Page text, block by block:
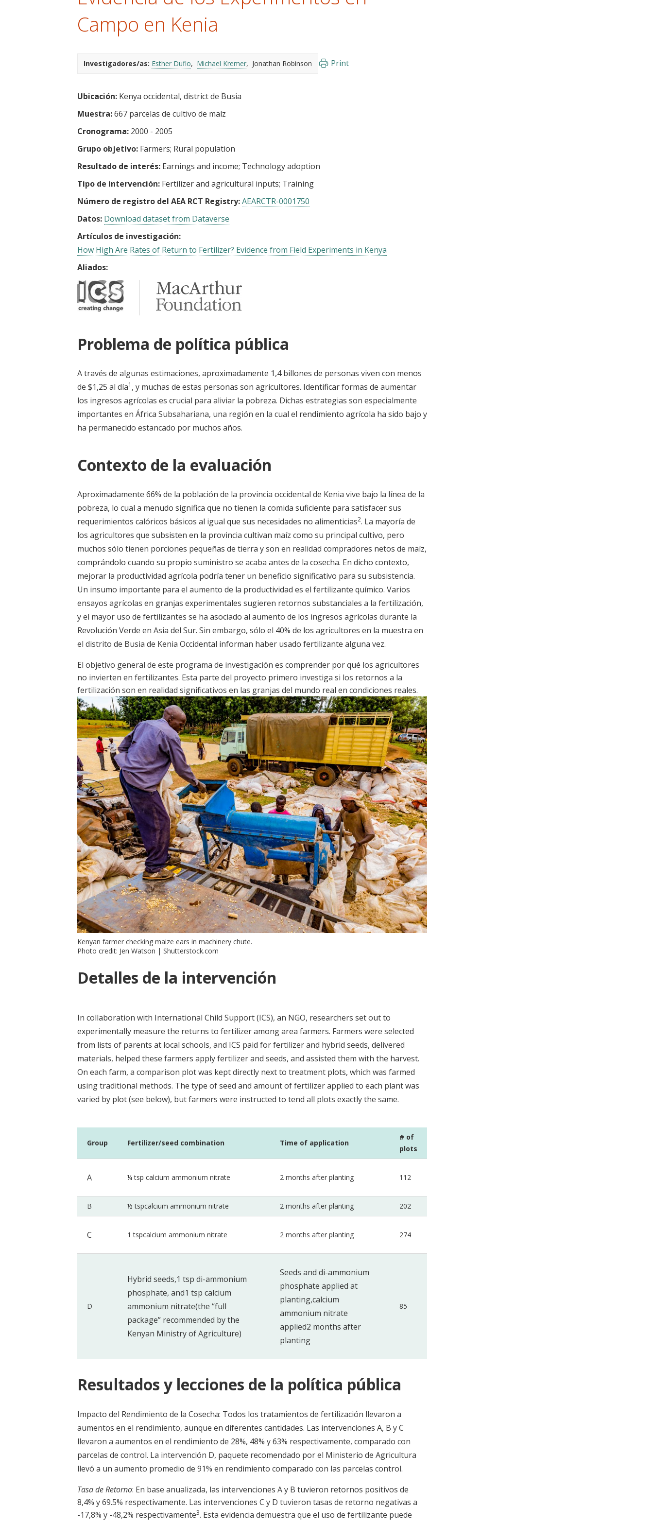
Campo en Kenia
Investigadores/as: Esther Duflo Michael Kremer Jonathan Robinson Print
Ubicación: Kenya occidental, district de Busia
Muestra:667 parcelas de cultivo de maíz
Cronograma: 2000 - 2005
Grupo objetivo: Farmers Rural population
Resultado de interés: Earnings and income Technology adoption
Tipo de intervención: Fertilizer and agricultural inputs Training
Número de registro del AEA RCT Registry:AEARCTR-0001750
Datos: Download dataset from Dataverse
Artículos de investigación:
How High Are Rates of Return to Fertilizer? Evidence from Field Experiments in Kenya
Aliados:
Problema de política pública
A través de algunas estimaciones, aproximadamente 1,4 billones de personas viven con menos
de $1,25 al día1 , y muchas de estas personas son agricultores. Identificar formas de aumentar
los ingresos agrícolas es crucial para aliviar la pobreza. Dichas estrategias son especialmente
importantes en África Subsahariana, una región en la cual el rendimiento agrícola ha sido bajo y
ha permanecido estancado por muchos años.
Contexto de la evaluación
Aproximadamente 66% de la población de la provincia occidental de Kenia vive bajo la línea de la
pobreza, lo cual a menudo significa que no tienen la comida suficiente para satisfacer sus
requerimientos calóricos básicos al igual que sus necesidades no alimenticias2. La mayoría de
los agricultores que subsisten en la provincia cultivan maíz como su principal cultivo, pero
muchos sólo tienen porciones pequeñas de tierra y son en realidad compradores netos de maíz,
comprándolo cuando su propio suministro se acaba antes de la cosecha. En dicho contexto,
mejorar la productividad agrícola podría tener un beneficio significativo para su subsistencia.
Un insumo importante para el aumento de la productividad es el fertilizante químico. Varios
ensayos agrícolas en granjas experimentales sugieren retornos substanciales a la fertilización,
y el mayor uso de fertilizantes se ha asociado al aumento de los ingresos agrícolas durante la
Revolución Verde en Asia del Sur. Sin embargo, sólo el 40% de los agricultores en la muestra en
el distrito de Busia de Kenia Occidental informan haber usado fertilizante alguna vez.
El objetivo general de este programa de investigación es comprender por qué los agricultores
no invierten en fertilizantes. Esta parte del proyecto primero investiga si los retornos a la
fertilización son en realidad significativos en las granjas del mundo real en condiciones reales.
Kenyan farmer checking maize ears in machinery chute.
Photo credit: Jen Watson | Shutterstock.com
Detalles de la intervención
In collaboration with International Child Support (ICS), an NGO, researchers set out to
experimentally measure the returns to fertilizer among area farmers. Farmers were selected
from lists of parents at local schools, and ICS paid for fertilizer and hybrid seeds, delivered
materials, helped these farmers apply fertilizer and seeds, and assisted them with the harvest.
On each farm, a comparison plot was kept directly next to treatment plots, which was farmed
using traditional methods. The type of seed and amount of fertilizer applied to each plant was
varied by plot (see below), but farmers were instructed to tend all plots exactly the same.
Group Fertilizer/seed combination Time of application
# of
plots
A ¼ tsp calcium ammonium nitrate 2 months after planting 112
B ½ tspcalcium ammonium nitrate 2 months after planting 202
C 1 tspcalcium ammonium nitrate 2 months after planting 274
D
Hybrid seeds,1 tsp di-ammonium
phosphate, and1 tsp calcium
ammonium nitrate(the “full
package” recommended by the
Kenyan Ministry of Agriculture)
Seeds and di-ammonium
phosphate applied at
planting,calcium
ammonium nitrate
applied2 months after
planting
85
Resultados y lecciones de la política pública
Impacto del Rendimiento de la Cosecha: Todos los tratamientos de fertilización llevaron a
aumentos en el rendimiento, aunque en diferentes cantidades. Las intervenciones A, B y C
llevaron a aumentos en el rendimiento de 28%, 48% y 63% respectivamente, comparado con
parcelas de control. La intervención D, paquete recomendado por el Ministerio de Agricultura
llevó a un aumento promedio de 91% en rendimiento comparado con las parcelas control.
Tasa de Retorno: En base anualizada, las intervenciones A y B tuvieron retornos positivos de
8,4% y 69.5% respectivamente. Las intervenciones C y D tuvieron tasas de retorno negativas a
-17,8% y -48,2% respectivamente3. Esta evidencia demuestra que el uso de fertilizante puede